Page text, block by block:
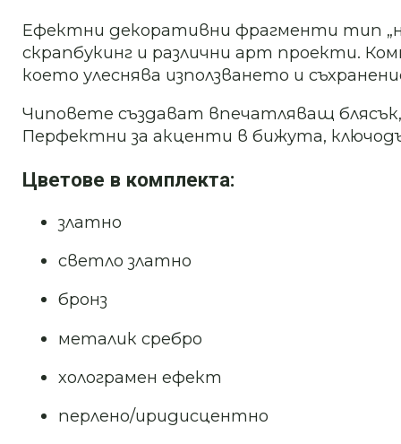
Ефектни декоративни фрагменти тип
скрапбукинг и различни арт проекти.
което улеснява използването и
Чиповете създават впечатляващ
Перфектни за акценти в бижута,
Цветове в комплекта:
златно
светло златно
бронз
металик сребро
холограмен ефект
перлено/иридисцентно